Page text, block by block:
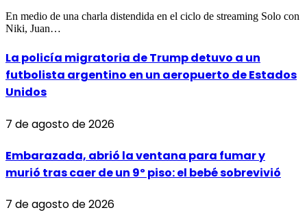
En medio de una charla distendida en el ciclo de streaming Solo con
Niki, Juan…
La policía migratoria de Trump detuvo a un
futbolista argentino en un aeropuerto de Estados
Unidos
7 de agosto de 2026
Embarazada, abrió la ventana para fumar y
murió tras caer de un 9º piso: el bebé sobrevivió
7 de agosto de 2026